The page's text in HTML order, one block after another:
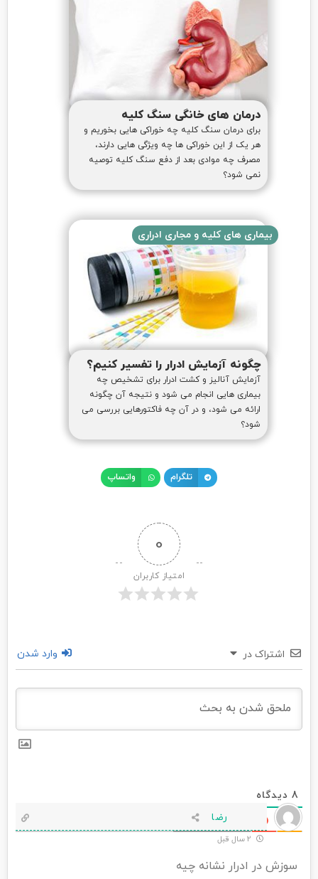
درمان های خانگی سنگ کلیه
برای درمان سنگ کلیه چه خوراکی هایی بخوریم و
هر یک از این خوراکی ها چه ویژگی هایی دارند،
مصرف چه موادی بعد از دفع سنگ کلیه توصیه
نمی شود؟
بیماری های کلیه و مجاری ادراری
چگونه آزمایش ادرار را تفسیر کنیم؟
آزمایش آنالیز و کشت ادرار برای تشخیص چه
بیماری هایی انجام می شود و نتیجه آن چگونه
ارائه می شود، و در آن چه فاکتورهایی بررسی می
شود؟
تلگرام واتساپ
0
امتیاز کاربران
اشتراک در وارد شدن
8 دیدگاه
قدیمی‌ترین
رضا
سوزش در ادرار نشانه چیه